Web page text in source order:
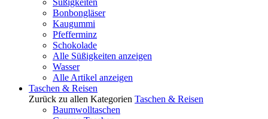
Süßigkeiten
Bonbongläser
Kaugummi
Pfefferminz
Schokolade
Alle Süßigkeiten anzeigen
Wasser
Alle Artikel anzeigen
Taschen & Reisen
Zurück zu allen Kategorien Taschen & Reisen
Baumwolltaschen